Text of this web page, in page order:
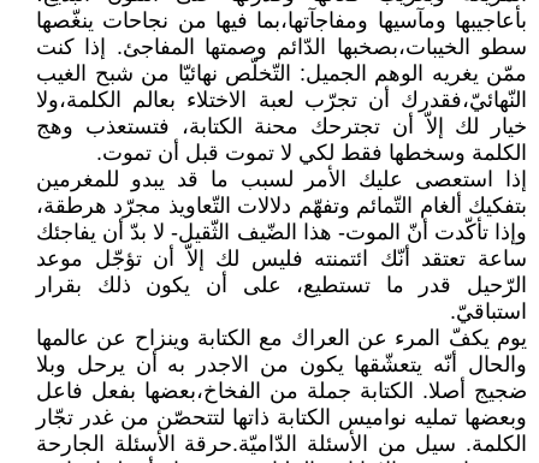
بأعاجيبها ومآسيها ومفاجآتها،بما فيها من نجاحات ينغّصها
سطو الخيبات،بصخبها الدّائم وصمتها المفاجئ. إذا كنت
ممّن يغريه الوهم الجميل: التّخلّص نهائيّا من شبح الغيب
النّهائيّ،فقدرك أن تجرّب لعبة الاختلاء بعالم الكلمة،ولا
خيار لك إلاّ أن تجترحك محنة الكتابة، فتستعذب وهج
الكلمة وسخطها فقط لكي لا تموت قبل أن تموت.
إذا استعصى عليك الأمر لسبب ما قد يبدو للمغرمين
بتفكيك ألغام التّمائم وتفهّم دلالات التّعاويذ مجرّد هرطقة،
وإذا تأكّدت أنّ الموت- هذا الضّيف الثّقيل- لا بدّ أن يفاجئك
ساعة تعتقد أنّك ائتمنته فليس لك إلاّ أن تؤجّل موعد
الرّحيل قدر ما تستطيع، على أن يكون ذلك بقرار
استباقيّ.
يوم يكفّ المرء عن العراك مع الكتابة وينزاح عن عالمها
والحال أنّه يتعشّقها يكون من الاجدر به أن يرحل وبلا
ضجيج أصلا. الكتابة جملة من الفخاخ،بعضها بفعل فاعل
وبعضها تمليه نواميس الكتابة ذاتها لتتحصّن من غدر تجّار
الكلمة. سيل من الأسئلة الدّاميّة.حرقة الأسئلة الجارحة